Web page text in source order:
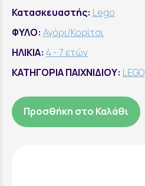
Κατασκευαστής: Lego
ΦΥΛΟ: Αγόρι/Κορίτσι
ΗΛΙΚΙΑ: 4 - 7 ετών
ΚΑΤΗΓΟΡΙΑ ΠΑΙΧΝΙΔΙΟΥ: LEGO
Προσθήκη στο Καλάθι